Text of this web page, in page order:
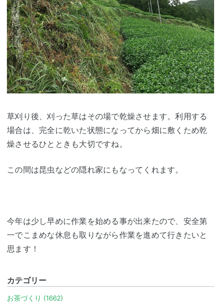
草刈り後、刈った草はその場で乾燥させます。利用する
場合は、完全に乾いた状態になってから畑に敷くため乾
燥させるひとときも大切ですね。
この間は昆虫などの隠れ家にもなってくれます。
今年は少し早めに作業を始める事が出来たので、安全第
一でこまめな休息も取りながら作業を進めて行きたいと
思ます！
カテゴリー
お茶づくり (1662)